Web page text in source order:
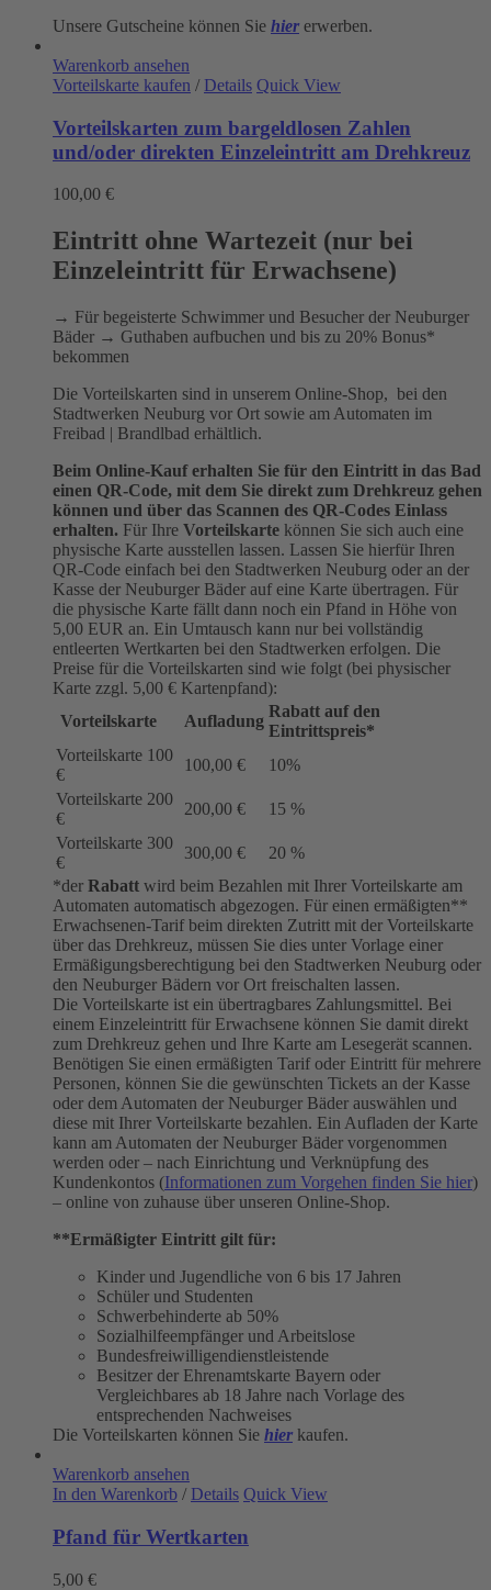
Unsere Gutscheine können Sie hier erwerben.
Warenkorb ansehen
Vorteilskarte kaufen / Details Quick View
Vorteilskarten zum bargeldlosen Zahlen
und/oder direkten Einzeleintritt am Drehkreuz
100,00 €
Eintritt ohne Wartezeit (nur bei
Einzeleintritt für Erwachsene)
→ Für begeisterte Schwimmer und Besucher der Neuburger
Bäder → Guthaben aufbuchen und bis zu 20% Bonus*
bekommen
Die Vorteilskarten sind in unserem Online-Shop, bei den
Stadtwerken Neuburg vor Ort sowie am Automaten im
Freibad | Brandlbad erhältlich.
Beim Online-Kauf erhalten Sie für den Eintritt in das Bad
einen QR-Code, mit dem Sie direkt zum Drehkreuz gehen
können und über das Scannen des QR-Codes Einlass
erhalten. Für Ihre Vorteilskarte können Sie sich auch eine
physische Karte ausstellen lassen. Lassen Sie hierfür Ihren
QR-Code einfach bei den Stadtwerken Neuburg oder an der
Kasse der Neuburger Bäder auf eine Karte übertragen. Für
die physische Karte fällt dann noch ein Pfand in Höhe von
5,00 EUR an. Ein Umtausch kann nur bei vollständig
entleerten Wertkarten bei den Stadtwerken erfolgen. Die
Preise für die Vorteilskarten sind wie folgt (bei physischer
Karte zzgl. 5,00 € Kartenpfand):
Vorteilskarte
Aufladung
Rabatt auf den
Eintrittspreis*
Vorteilskarte 100
€
100,00 €
10%
Vorteilskarte 200
€
200,00 €
15 %
Vorteilskarte 300
€
300,00 €
20 %
*der Rabatt wird beim Bezahlen mit Ihrer Vorteilskarte am
Automaten automatisch abgezogen. Für einen ermäßigten**
Erwachsenen-Tarif beim direkten Zutritt mit der Vorteilskarte
über das Drehkreuz, müssen Sie dies unter Vorlage einer
Ermäßigungsberechtigung bei den Stadtwerken Neuburg oder
den Neuburger Bädern vor Ort freischalten lassen.
Die Vorteilskarte ist ein übertragbares Zahlungsmittel. Bei
einem Einzeleintritt für Erwachsene können Sie damit direkt
zum Drehkreuz gehen und Ihre Karte am Lesegerät scannen.
Benötigen Sie einen ermäßigten Tarif oder Eintritt für mehrere
Personen, können Sie die gewünschten Tickets an der Kasse
oder dem Automaten der Neuburger Bäder auswählen und
diese mit Ihrer Vorteilskarte bezahlen. Ein Aufladen der Karte
kann am Automaten der Neuburger Bäder vorgenommen
werden oder – nach Einrichtung und Verknüpfung des
Kundenkontos (Informationen zum Vorgehen finden Sie hier)
– online von zuhause über unseren Online-Shop.
**Ermäßigter Eintritt gilt für:
Kinder und Jugendliche von 6 bis 17 Jahren
Schüler und Studenten
Schwerbehinderte ab 50%
Sozialhilfeempfänger und Arbeitslose
Bundesfreiwilligendienstleistende
Besitzer der Ehrenamtskarte Bayern oder
Vergleichbares ab 18 Jahre nach Vorlage des
entsprechenden Nachweises
Die Vorteilskarten können Sie hier kaufen.
Warenkorb ansehen
In den Warenkorb / Details Quick View
Pfand für Wertkarten
5,00 €